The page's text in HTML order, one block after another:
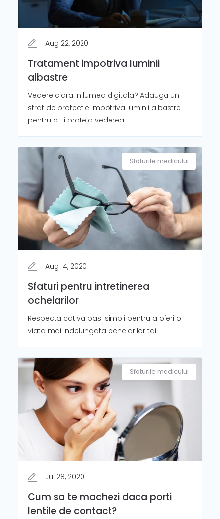
Aug 22, 2020
Tratament impotriva luminii
albastre
Vedere clara in lumea digitala? Adauga un
strat de protectie impotriva luminii albastre
pentru a-ti proteja vederea!
Sfaturile medicului
Aug 14, 2020
Sfaturi pentru intretinerea
ochelarilor
Respecta cativa pasi simpli pentru a oferi o
viata mai indelungata ochelarilor tai.
Sfaturile medicului
Jul 28, 2020
Cum sa te machezi daca porti
lentile de contact?